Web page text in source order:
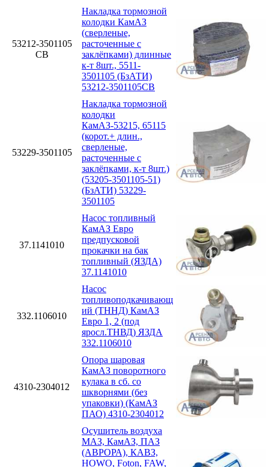
53212-3501105
СВ
Накладка тормозной
колодки КамАЗ
(сверленые,
расточенные с
заклёпками) длинные
к-т 8шт., 5511-
3501105 (БзАТИ)
53212-3501105СВ
53229-3501105
Накладка тормозной
колодки
КамАЗ-53215, 65115
(корот.+ длин.,
сверленые,
расточенные с
заклёпками, к-т 8шт.)
(53205-3501105-51)
(БзАТИ) 53229-
3501105
37.1141010
Насос топливный
КамАЗ Евро
предпусковой
прокачки на бак
топливный (ЯЗДА)
37.1141010
332.1106010
Насос
топливоподкачивающ
ий (ТННД) КамАЗ
Евро 1, 2 (под
яросл.ТНВД) ЯЗДА
332.1106010
4310-2304012
Опора шаровая
КамАЗ поворотного
кулака в сб. со
шкворнями (без
упаковки) (КамАЗ
ПАО) 4310-2304012
Осушитель воздуха
МАЗ, КамАЗ, ПАЗ
(АВРОРА), КАВЗ,
HOWO, Foton, FAW,